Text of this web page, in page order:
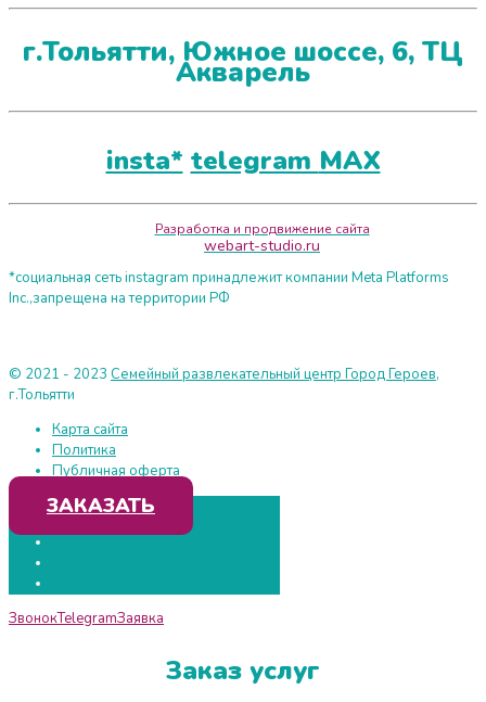
г.Тольятти, Южное шоссе, 6, ТЦ
Акварель
insta* telegram MAX
Разработка и продвижение сайта
webart-studio.ru
*социальная сеть instagram принадлежит компании Meta Platforms
Inc.,запрещена на территории РФ
© 2021 - 2023 Семейный развлекательный центр Город Героев,
г.Тольятти
Карта сайта
Политика
Публичная оферта
ЗАКАЗАТЬ
ЗвонокTelegramЗаявка
Заказ услуг